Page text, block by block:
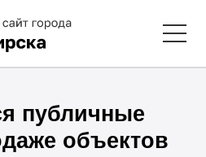
публичные
объектов